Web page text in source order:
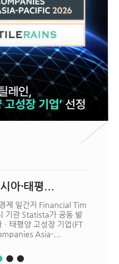
홀딩스 M...
틸레인(대표 김진)은 콘텐
온 SMG홀딩스와 업무협
고, '오뮤지엄(OHMUSE
전시 및 비즈...